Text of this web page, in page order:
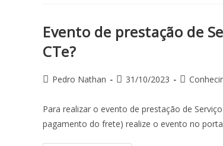
Evento de prestação de
CTe?
Pedro Nathan 31/10/2023
Para realizar o evento de prestação de
pagamento do frete) realize o evento no